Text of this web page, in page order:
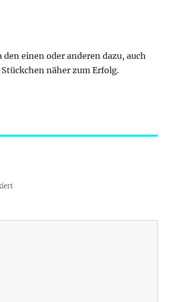
einen oder anderen dazu, auch
näher zum Erfolg.